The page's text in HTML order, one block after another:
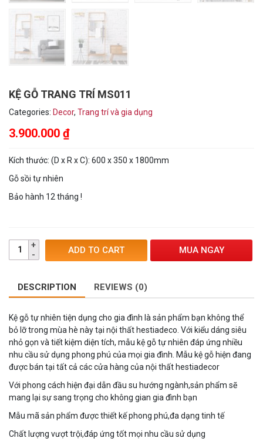
KỆ GỖ TRANG TRÍ MS011
Categories: Decor, Trang trí và gia dụng
3.900.000 ₫
Kích thước: (D x R x C): 600 x 350 x 1800mm
Gỗ sồi tự nhiên
Bảo hành 12 tháng !
ADD TO CART MUA NGAY
DESCRIPTION REVIEWS (0)
Kệ gỗ tự nhiên tiện dụng cho gia đình là sản phẩm bạn không thể
bỏ lỡ trong mùa hè này tại nội thất hestiadeco. Với kiểu dáng siêu
nhỏ gọn và tiết kiệm diện tích, mẫu kệ gỗ tự nhiên đáp ứng nhiều
nhu cầu sử dụng phong phú của mọi gia đình. Mẫu kệ gỗ hiện đang
được bán tại tất cả các cửa hàng của nội thất hestiadecor
Với phong cách hiện đại dẫn đầu su hướng ngành,sản phẩm sẽ
mang lại sự sang trọng cho không gian gia đình bạn
Mẫu mã sản phẩm được thiết kế phong phú,đa dạng tinh tế
Chất lượng vượt trội,đáp ứng tốt mọi nhu cầu sử dụng